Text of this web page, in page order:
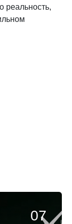
реальность,
07